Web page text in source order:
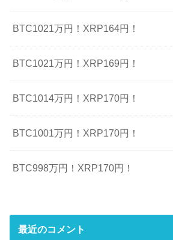
BTC1021万円！XRP164円！
BTC1021万円！XRP169円！
BTC1014万円！XRP170円！
BTC1001万円！XRP170円！
BTC998万円！XRP170円！
最近のコメント